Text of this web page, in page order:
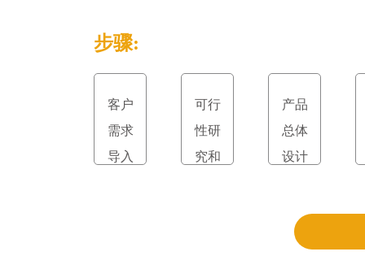
步骤:
客户
需求
导入
可行
性研
究和
产品
总体
设计